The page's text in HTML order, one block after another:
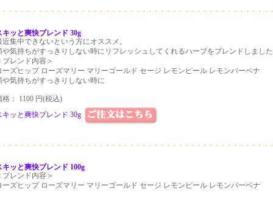
キッと爽快ブレンド 30g
近集中できないという方にオススメ。
や気持ちがすっきりしない時にリフレッシュしてくれるハーブをブレンドしました
ブレンド内容＞
ーズヒップ ローズマリー マリーゴールド セージ レモンピール レモンバーベナ
や気持ちがすっきりしない時に
格： 1100 円(税込)
キッと爽快ブレンド 30g
キッと爽快ブレンド 100g
ブレンド内容＞
ーズヒップ ローズマリー マリーゴールド セージ レモンピール レモンバーベナ